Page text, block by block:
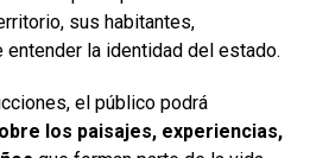
sus habitantes,
la identidad del estado.
el público podrá
los paisajes, experiencias,